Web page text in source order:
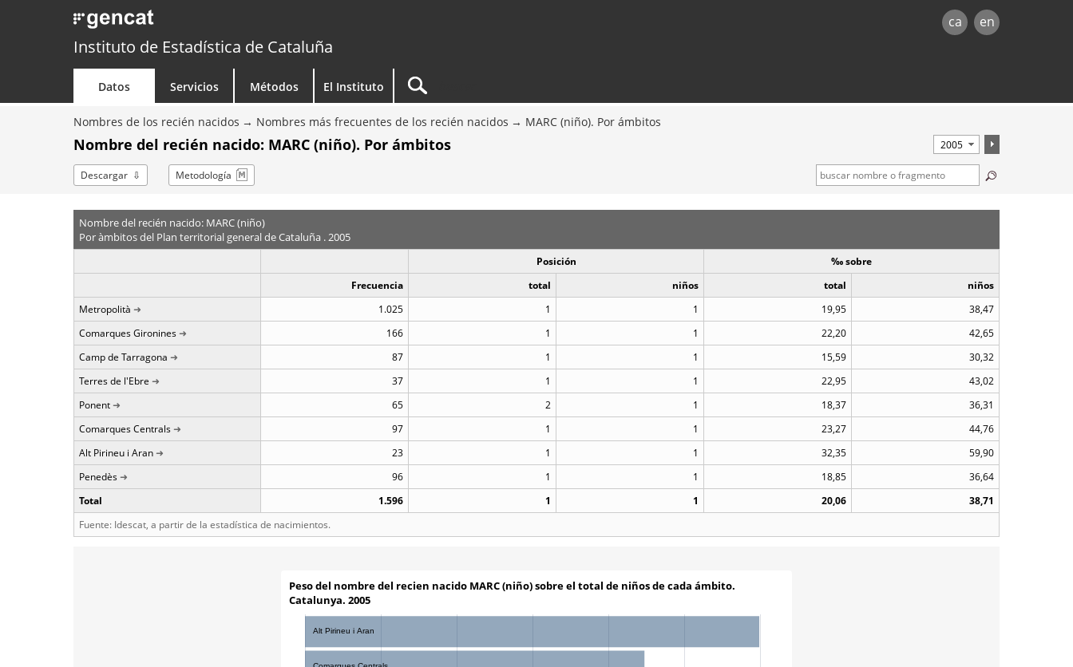
ca en
Instituto de Estadística de Cataluña
Datos Servicios Métodos El Instituto
Nombres de los recién nacidos Nombres más frecuentes de los recién nacidos MARC (niño). Por ámbitos
Nombre del recién nacido: MARC (niño). Por ámbitos
Descargar Metodología
Nombre del recién nacido: MARC (niño)
Por àmbitos del Plan territorial general de Cataluña . 2005
Posición
‰ sobre
Frecuencia
total niños total
niños
Metropolità
1.025 1 1 19,95
38,47
Comarques Gironines
166 1 1 22,20
42,65
Camp de Tarragona
87 1 1 15,59
30,32
Terres de l'Ebre
37 1 1 22,95
43,02
Ponent
65 2 1 18,37
36,31
Comarques Centrals
97 1 1 23,27
44,76
Alt Pirineu i Aran
23 1 1 32,35
59,90
Penedès
96 1 1 18,85
36,64
Total
1.596 1 1 20,06
38,71
Fuente: Idescat, a partir de la estadística de nacimientos.